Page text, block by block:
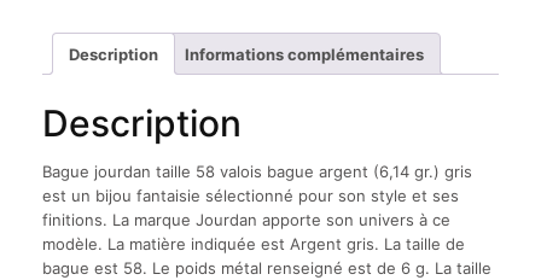
Description Informations complémentaires
Description
Bague jourdan taille 58 valois bague argent (6,14 gr.) gris
est un bijou fantaisie sélectionné pour son style et ses
finitions. La marque Jourdan apporte son univers à ce
modèle. La matière indiquée est Argent gris. La taille de
bague est 58. Le poids métal renseigné est de 6 g. La taille